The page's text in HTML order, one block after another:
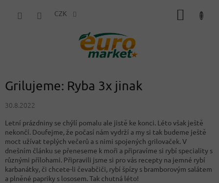
CZK
Grilujeme: Ryba 3x jinak
30.8.2022
Letní prázdniny se chýlí pomalu ale jistě ke konci. Léto však ještě
nekončí. Doufejme, že počasí nám vydrží a my si tak budeme ještě
moct užívat teplých večerů a s nimi spojených grilovaček. V
dnešním článku se přeneseme k moři a připravíme si rybí speciality s
různými přílohami. Připravili jsme si pro vás recepty na jemné rybí
karbanátky, či chcete-li čevabčiči, rybí špízy s bramborovým salátem
a plněné papriky s lososem. Tak chutná léto!